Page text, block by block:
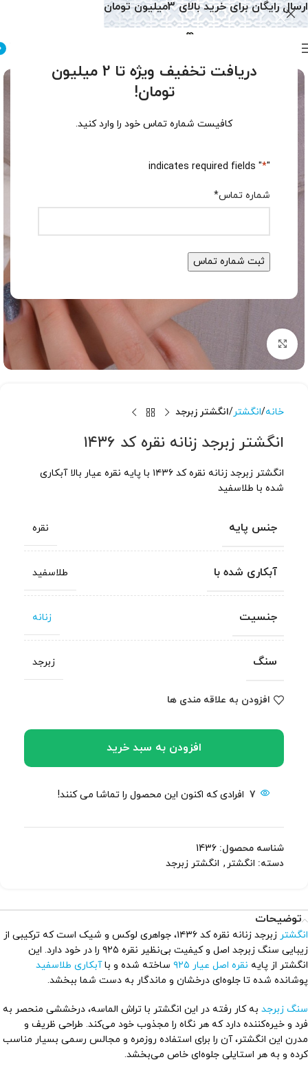
دریافت تخفیف ویژه تا 2 میلیون
تومان!
کافیست شماره تماس خود را وارد کنید.
"
*
" indicates required fields
شماره تماس*
برای بزرگنمایی کلیک کنید
خانه انگشتر انگشتر زبرجد
انگشتر زبرجد زنانه نقره کد ۱۴۳۶
انگشتر زبرجد زنانه نقره کد ۱۴۳۶ با پایه نقره عیار بالا آبکاری
شده با طلاسفید
جنس پایه نقره
آبکاری شده با طلاسفید
جنسیت زنانه
سنگ زبرجد
افزودن به علاقه مندی ها
افزودن به سبد خرید
7 افرادی که اکنون این محصول را تماشا می کنند!
شناسه محصول: 1436
دسته: انگشتر , انگشتر زبرجد
توضیحات
انگشتر
زبرجد زنانه نقره کد ۱۴۳۶، جواهری لوکس و شیک است که ترکیبی از
زیبایی سنگ زبرجد اصل و کیفیت بی‌نظیر نقره ۹۲۵ را در خود دارد. این
انگشتر از پایه نقره اصل عیار ۹۲۵ ساخته شده و باآبکاری طلاسفید
پوشانده شده تا جلوه‌ای درخشان و ماندگار به دست شما ببخشد.
سنگ زبرجد به کار رفته در این انگشتر با تراش الماسه، درخششی منحصر به
فرد و خیره‌کننده دارد که هر نگاه را مجذوب خود می‌کند. طراحی ظریف و
مدرن این انگشتر، آن را برای استفاده روزمره و مجالس رسمی بسیار مناسب
کرده و به هر استایلی جلوه‌ای خاص می‌بخشد.
ارسال رایگان برای خرید بالای 3میلیون تومان